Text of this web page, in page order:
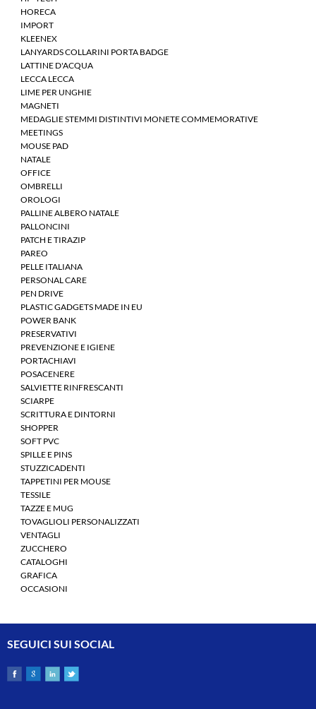
HORECA
IMPORT
KLEENEX
LANYARDS COLLARINI PORTA BADGE
LATTINE D'ACQUA
LECCA LECCA
LIME PER UNGHIE
MAGNETI
MEDAGLIE STEMMI DISTINTIVI MONETE COMMEMORATIVE
MEETINGS
MOUSE PAD
NATALE
OFFICE
OMBRELLI
OROLOGI
PALLINE ALBERO NATALE
PALLONCINI
PATCH E TIRAZIP
PAREO
PELLE ITALIANA
PERSONAL CARE
PEN DRIVE
PLASTIC GADGETS MADE IN EU
POWER BANK
PRESERVATIVI
PREVENZIONE E IGIENE
PORTACHIAVI
POSACENERE
SALVIETTE RINFRESCANTI
SCIARPE
SCRITTURA E DINTORNI
SHOPPER
SOFT PVC
SPILLE E PINS
STUZZICADENTI
TAPPETINI PER MOUSE
TESSILE
TAZZE E MUG
TOVAGLIOLI PERSONALIZZATI
VENTAGLI
ZUCCHERO
CATALOGHI
GRAFICA
OCCASIONI
SEGUICI SUI SOCIAL